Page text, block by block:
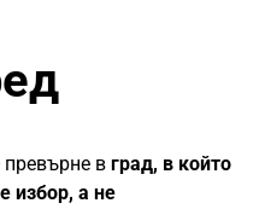
в град, в който
избор, а не